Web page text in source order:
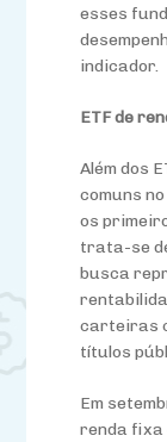
esses
indicador.
ETF de
Além dos
comuns
os
trata-se
busca
carteiras
títulos
Em
renda fixa